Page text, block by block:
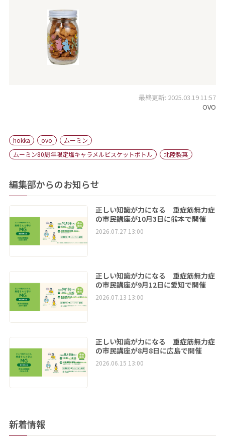
最終更新: 2025.03.19 11:57
OVO
hokka ovo
ムーミン
ムーミン80周年限定塩キャラメルビスケットボトル
北陸製菓
編集部からのお知らせ
正しい知識が力になる 重症筋無力症
の市民講座が10月3日に熊本で開催
2026.07.27 13:00
正しい知識が力になる 重症筋無力症
の市民講座が9月12日に愛知で開催
2026.07.13 13:00
正しい知識が力になる 重症筋無力症
の市民講座が8月8日に広島で開催
2026.06.15 13:00
新着情報